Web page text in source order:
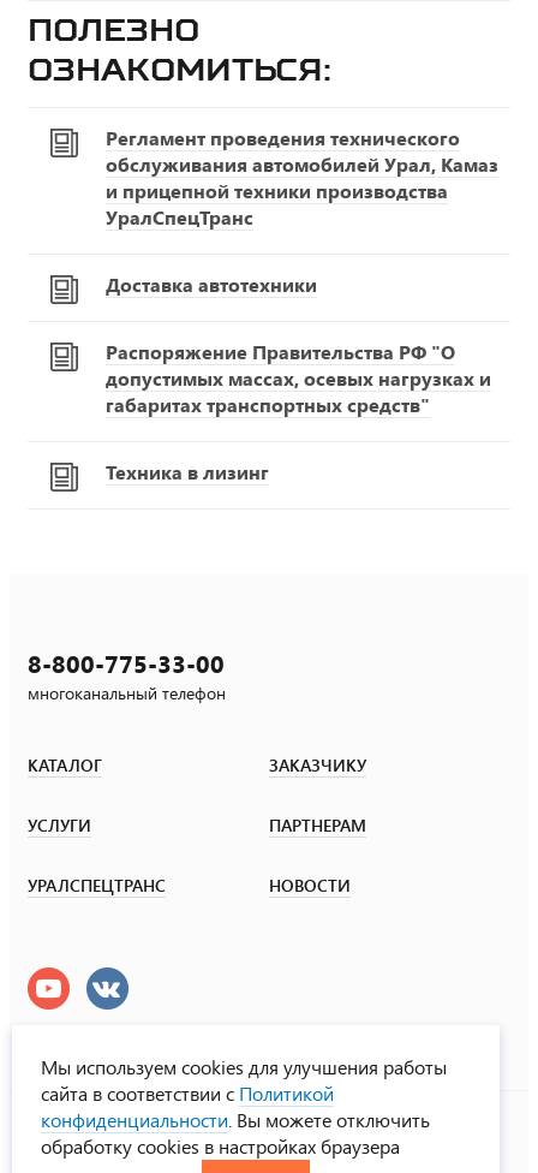
Полезно
ознакомиться:
Регламент проведения технического
обслуживания автомобилей Урал, Камаз
и прицепной техники производства
УралСпецТранс
Доставка автотехники
Распоряжение Правительства РФ "О
допустимых массах, осевых нагрузках и
габаритах транспортных средств"
Техника в лизинг
8-800-775-33-00
многоканальный телефон
КАТАЛОГ ЗАКАЗЧИКУ
УСЛУГИ ПАРТНЕРАМ
УРАЛСПЕЦТРАНС НОВОСТИ
УралСпецТранс
© ООО «Урал СТ», 2000-2026
Политика конфиденциальности
Мы используем cookies для улучшения работы
сайта в соответствии с Политикой
конфиденциальности . Вы можете отключить
обработку cookies в настройках браузера